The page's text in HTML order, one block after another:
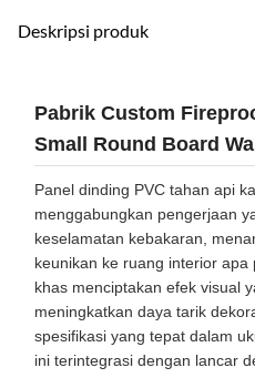
Deskripsi produk
Pabrik Custom
Small Round Board
Panel dinding PVC tahan api
menggabungkan pengerjaan
keselamatan kebakaran,
keunikan ke ruang interior apa
khas menciptakan efek visual
meningkatkan daya tarik
spesifikasi yang tepat dalam
ini terintegrasi dengan lancar